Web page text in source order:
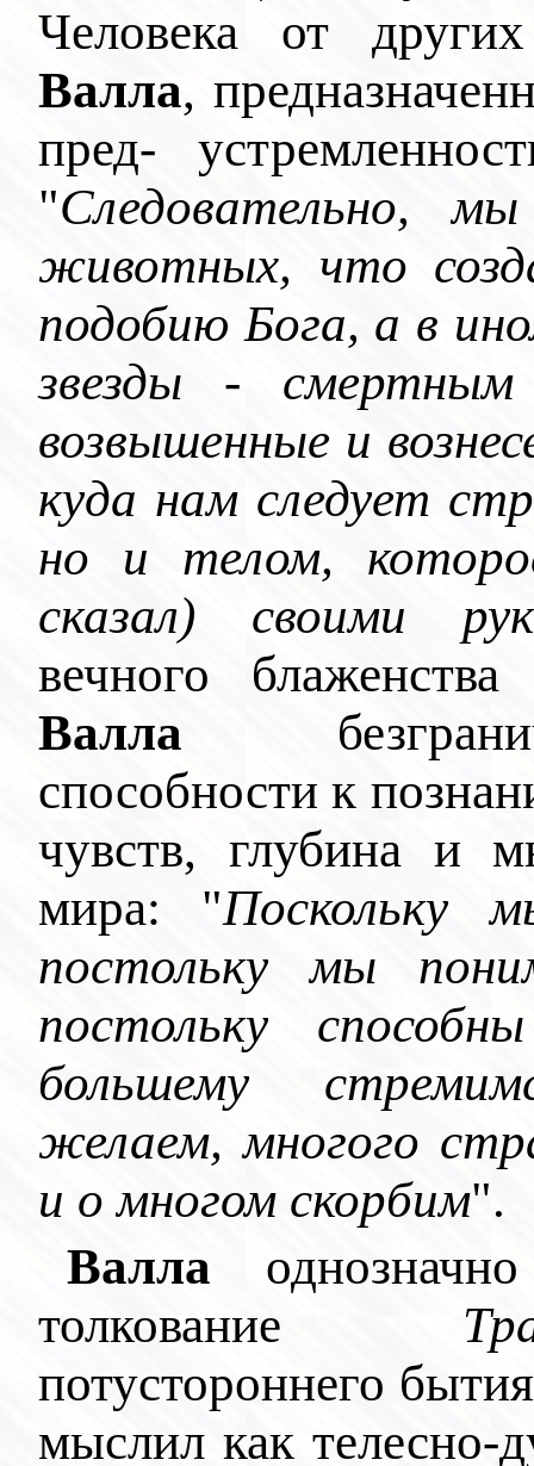
Человека от
Валла,
пред-
"Следовательно,
животных, что
подобию Бога, а в
звезды -
возвышенные и
куда нам следует
но и телом,
сказал) своими
вечного
Валла
способности к
чувств, глубина и
мира: "Поскольку
постольку мы
постольку
большему
желаем, многого
и о многом скорбим".
Валла
толкование
потустороннего
мыслил как телесно-